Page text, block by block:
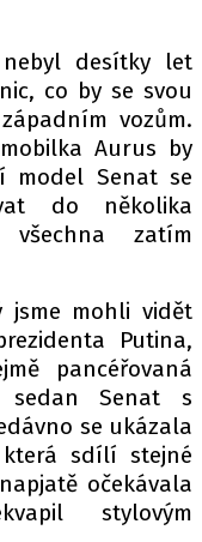
video?
nebyl desítky let
co by se svou
vozům.
Aurus by
model Senat se
do několika
všechna zatím
jsme mohli vidět
Putina,
pancéřovaná
sedan Senat s
se ukázala
sdílí stejné
očekávala
stylovým